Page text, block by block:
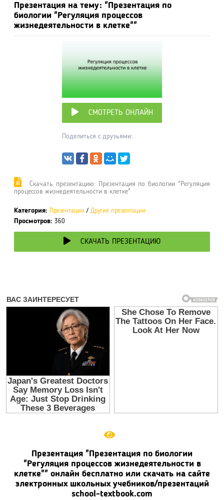
Презентация на тему: "Презентация по
биологии "Регуляция процессов
жизнедеятельности в клетке""
СМОТРЕТЬ ОНЛАЙН
Поделиться с друзьями:
Cкачать презентацию: Презентация по биологии "Регуляция
процессов жизнедеятельности в клетке"
Категория: Презентации / Другие презентации
Просмотров: 360
СКАЧАТЬ ПРЕЗЕНТАЦИЮ
Презентация "Презентация по биологии
"Регуляция процессов жизнедеятельности в
клетке"" онлайн бесплатно или скачать на сайте
электронных школьных учебников/презентаций
school-textbook.com